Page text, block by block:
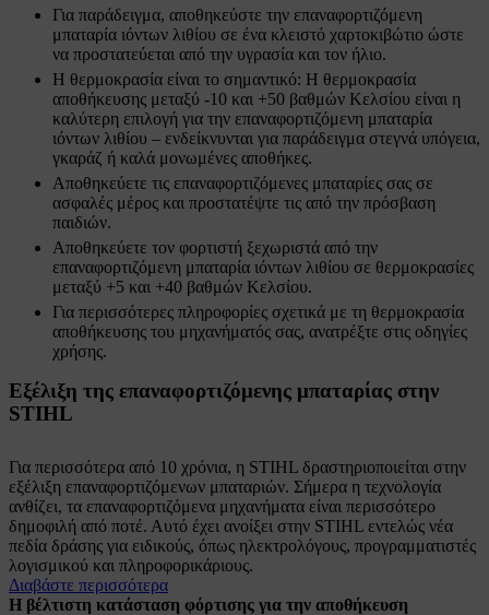
Για παράδειγμα, αποθηκεύστε την επαναφορτιζόμενη
μπαταρία ιόντων λιθίου σε ένα κλειστό χαρτοκιβώτιο ώστε
να προστατεύεται από την υγρασία και τον ήλιο.
Η θερμοκρασία είναι το σημαντικό: H θερμοκρασία
αποθήκευσης μεταξύ -10 και +50 βαθμών Κελσίου είναι η
καλύτερη επιλογή για την επαναφορτιζόμενη μπαταρία
ιόντων λιθίου – ενδείκνυνται για παράδειγμα στεγνά υπόγεια,
γκαράζ ή καλά μονωμένες αποθήκες.
Αποθηκεύετε τις επαναφορτιζόμενες μπαταρίες σας σε
ασφαλές μέρος και προστατέψτε τις από την πρόσβαση
παιδιών.
Αποθηκεύετε τον φορτιστή ξεχωριστά από την
επαναφορτιζόμενη μπαταρία ιόντων λιθίου σε θερμοκρασίες
μεταξύ +5 και +40 βαθμών Κελσίου.
Για περισσότερες πληροφορίες σχετικά με τη θερμοκρασία
αποθήκευσης του μηχανήματός σας, ανατρέξτε στις οδηγίες
χρήσης.
Εξέλιξη της επαναφορτιζόμενης μπαταρίας στην
STIHL
Για περισσότερα από 10 χρόνια, η STIHL δραστηριοποιείται στην
εξέλιξη επαναφορτιζόμενων μπαταριών. Σήμερα η τεχνολογία
ανθίζει, τα επαναφορτιζόμενα μηχανήματα είναι περισσότερο
δημοφιλή από ποτέ. Αυτό έχει ανοίξει στην STIHL εντελώς νέα
πεδία δράσης για ειδικούς, όπως ηλεκτρολόγους, προγραμματιστές
λογισμικού και πληροφορικάριους.
Διαβάστε περισσότερα
Η βέλτιστη κατάσταση φόρτισης για την αποθήκευση